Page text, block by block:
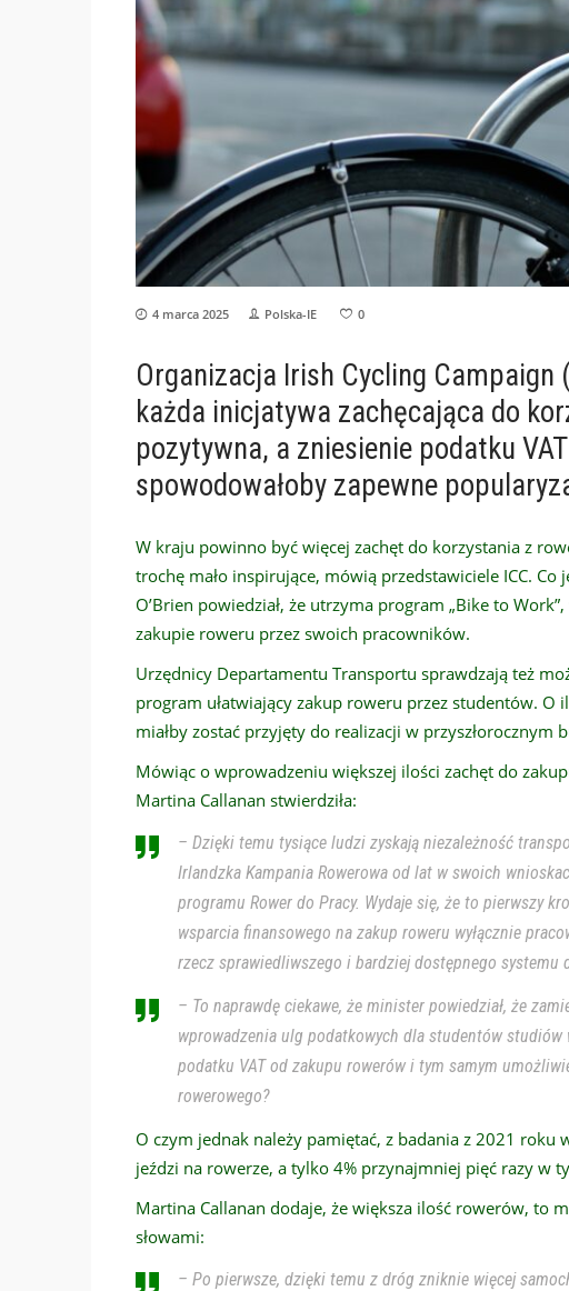
4 marca 2025 Polska-IE 0
Organizacja Irish Cycling Campaign
każda inicjatywa zachęcająca do
pozytywna, a zniesienie podatku
spowodowałoby zapewne
W kraju powinno być więcej zachęt do korzystania z
trochę mało inspirujące, mówią przedstawiciele ICC.
O’Brien powiedział, że utrzyma program „Bike to
zakupie roweru przez swoich pracowników.
Urzędnicy Departamentu Transportu sprawdzają też
program ułatwiający zakup roweru przez studentów. O
miałby zostać przyjęty do realizacji w przyszłorocznym
Mówiąc o wprowadzeniu większej ilości zachęt do
Martina Callanan stwierdziła:
– Dzięki temu tysiące ludzi zyskają niezależność
Irlandzka Kampania Rowerowa od lat w swoich
programu Rower do Pracy. Wydaje się, że to pierwszy
wsparcia finansowego na zakup roweru wyłącznie
rzecz sprawiedliwszego i bardziej dostępnego systemu
– To naprawdę ciekawe, że minister powiedział, że
wprowadzenia ulg podatkowych dla studentów studiów
podatku VAT od zakupu rowerów i tym samym
rowerowego?
O czym jednak należy pamiętać, z badania z 2021
jeździ na rowerze, a tylko 4% przynajmniej pięć razy w
Martina Callanan dodaje, że większa ilość rowerów, to
słowami:
– Po pierwsze, dzięki temu z dróg zniknie więcej